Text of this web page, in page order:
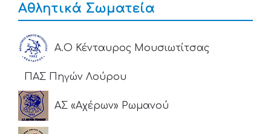
Αθλητικά Σωματεία
Α.Ο Κένταυρος Μουσιωτίτσας
ΠΑΣ Πηγών Λούρου
ΑΣ «Αχέρων» Ρωμανού